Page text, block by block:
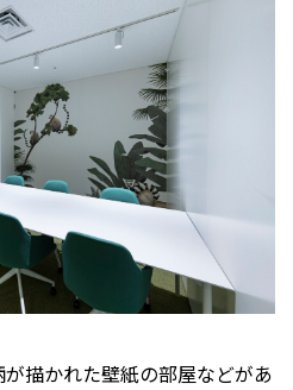
描かれた壁紙の部屋などがあ